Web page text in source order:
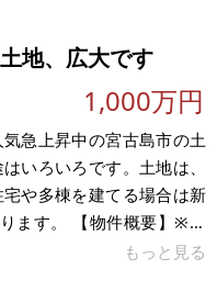
地、広大です
1,000万円
急上昇中の宮古島市の土
いろいろです。土地は、
や多棟を建てる場合は新
概要】※土
古島市平良字狩俣 土地：
もっと見る